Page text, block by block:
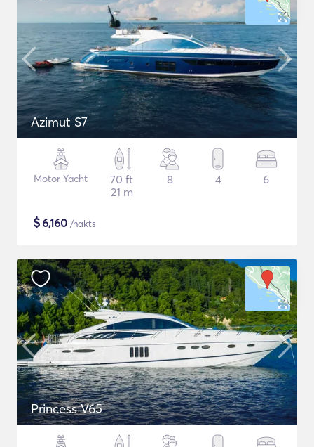
Azimut S7
Motor Yacht
70 ft
21 m
8 4 6
$6,160 /nakts
Princess V65